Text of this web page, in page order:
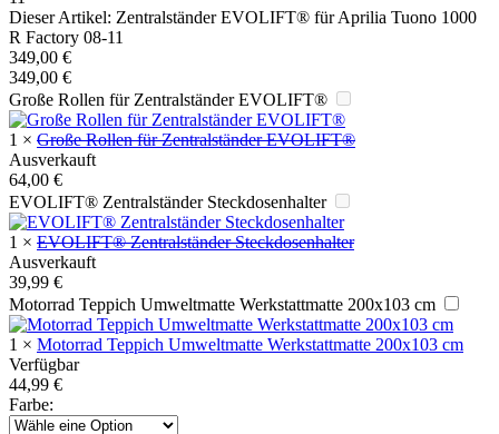
Dieser Artikel: Zentralständer EVOLIFT® für Aprilia Tuono 1000
R Factory 08-11
349,00 €
349,00 €
Große Rollen für Zentralständer EVOLIFT®
1 × Große Rollen für Zentralständer EVOLIFT®
Ausverkauft
64,00 €
EVOLIFT® Zentralständer Steckdosenhalter
1 × EVOLIFT® Zentralständer Steckdosenhalter
Ausverkauft
39,99 €
Motorrad Teppich Umweltmatte Werkstattmatte 200x103 cm
1 × Motorrad Teppich Umweltmatte Werkstattmatte 200x103 cm
Verfügbar
44,99 €
Farbe: